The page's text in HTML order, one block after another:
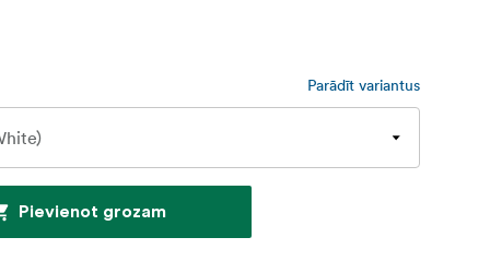
Parādīt variantus
Pievienot grozam